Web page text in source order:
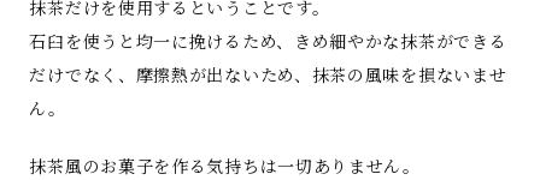
抹茶だけを使用するということです。
石臼を使うと均一に挽けるため、きめ細やかな抹茶ができる
だけでなく、摩擦熱が出ないため、抹茶の風味を損ないませ
ん。
抹茶風のお菓子を作る気持ちは一切ありません。